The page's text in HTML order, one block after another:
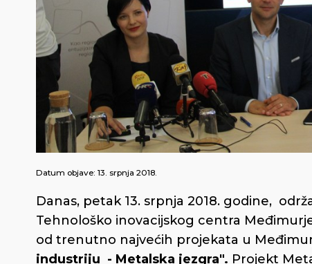
Datum objave: 13. srpnja 2018.
Danas, petak 13. srpnja 2018. godine,
Tehnološko inovacijskog centra
od trenutno najvećih projekata u
industriju - Metalska jezgra". Projekt